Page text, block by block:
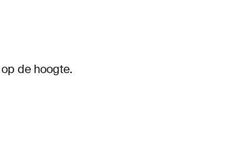
de hoogte.